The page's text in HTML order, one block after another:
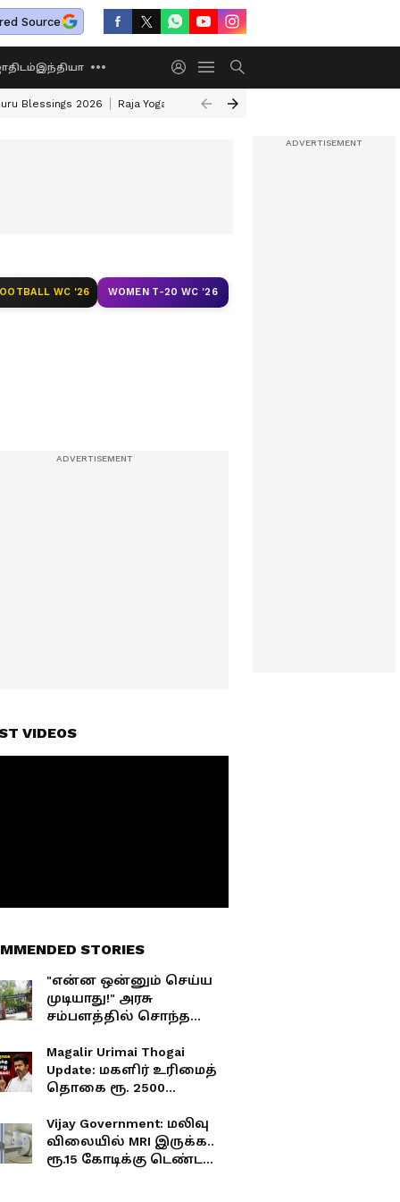
Source
இந்தியா
Blessings 2026 Raja Yoga Sun Transit
WC '26 WOMEN T-20 WC '26
VIDEOS
STORIES
"என்ன ஒன்னும் செய்ய
முடியாது!" அரசு
சம்பளத்தில் சொந்த
சிக்கியும் மிரட்டும்
மருத்துவர்! 7 ஆண்டுகால
பகல் கொள்ளை!
Magalir Urimai Thogai
Update: மகளிர் உரிமைத்
தொகை ரூ. 2500
கிடைக்காது.! அமைச்சர்
பேச்சால் பெண்கள்
ஏமாற்றம்.!
Vijay Government: மலிவு
விலையில் MRI இருக்க..
ரூ.15 கோடிக்கு டெண்டரா?